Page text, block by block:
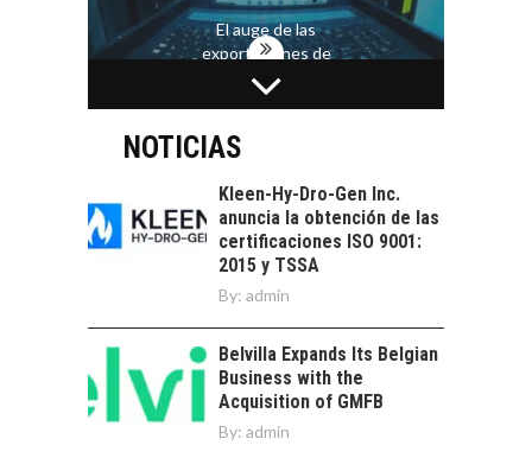
El auge de las
exportaciones de
servicios digitales en
Chile:…
TURISMO EN EL
DESIERTO DE
ATACAMA:
OPORTUNIDADES
PARA EL
DESARROLLO LOCAL
El Desierto de
Atacama: Motor
Estratégico para el
LA INDUSTRIA
MINERA CHILENA
FRENTE AL DESAFÍO
DE LA
SOSTENIBILIDAD
Minería chilena: un
pilar estratégico ante
NOTICIAS
Kleen-Hy-Dro-Gen Inc.
anuncia la obtención de las
certificaciones ISO 9001:
2015 y TSSA
By: admin
Belvilla Expands Its Belgian
Business with the
Acquisition of GMFB
By: admin